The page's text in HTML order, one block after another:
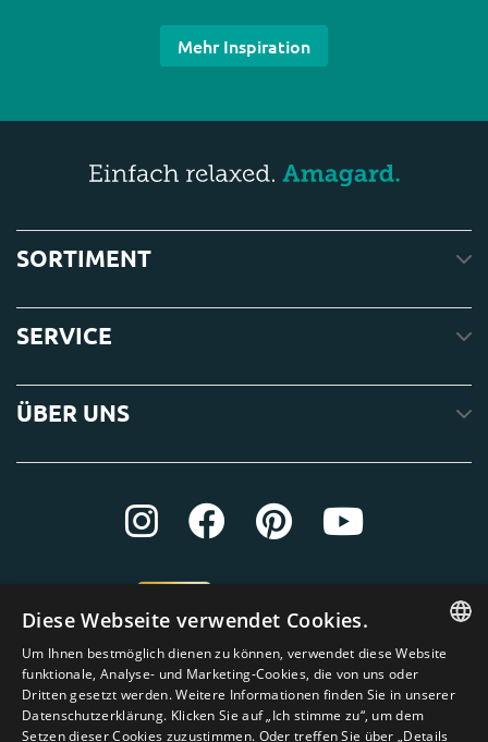
Mehr Inspiration
SORTIMENT
SERVICE
ÜBER UNS
ENGLISH
DUTCH
Diese Webseite verwendet Cookies.
Um Ihnen bestmöglich dienen zu können, verwendet diese Website
funktionale, Analyse- und Marketing-Cookies, die von uns oder
Dritten gesetzt werden. Weitere Informationen finden Sie in unserer
Datenschutzerklärung. Klicken Sie auf „Ich stimme zu“, um dem
Setzen dieser Cookies zuzustimmen. Oder treffen Sie über „Details